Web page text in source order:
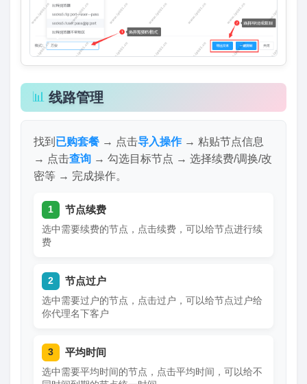
📊 线路管理
找到 已购套餐 → 点击导入操作→ 粘贴节点信息
→ 点击查询 → 勾选目标节点 → 选择续费/调换/改
密等 → 完成操作。
1 节点续费
选中需要续费的节点，点击续费，可以给节点进行续
费
2 节点过户
选中需要过户的节点，点击过户，可以给节点过户给
你代理名下客户
3 平均时间
选中需要平均时间的节点，点击平均时间，可以给不